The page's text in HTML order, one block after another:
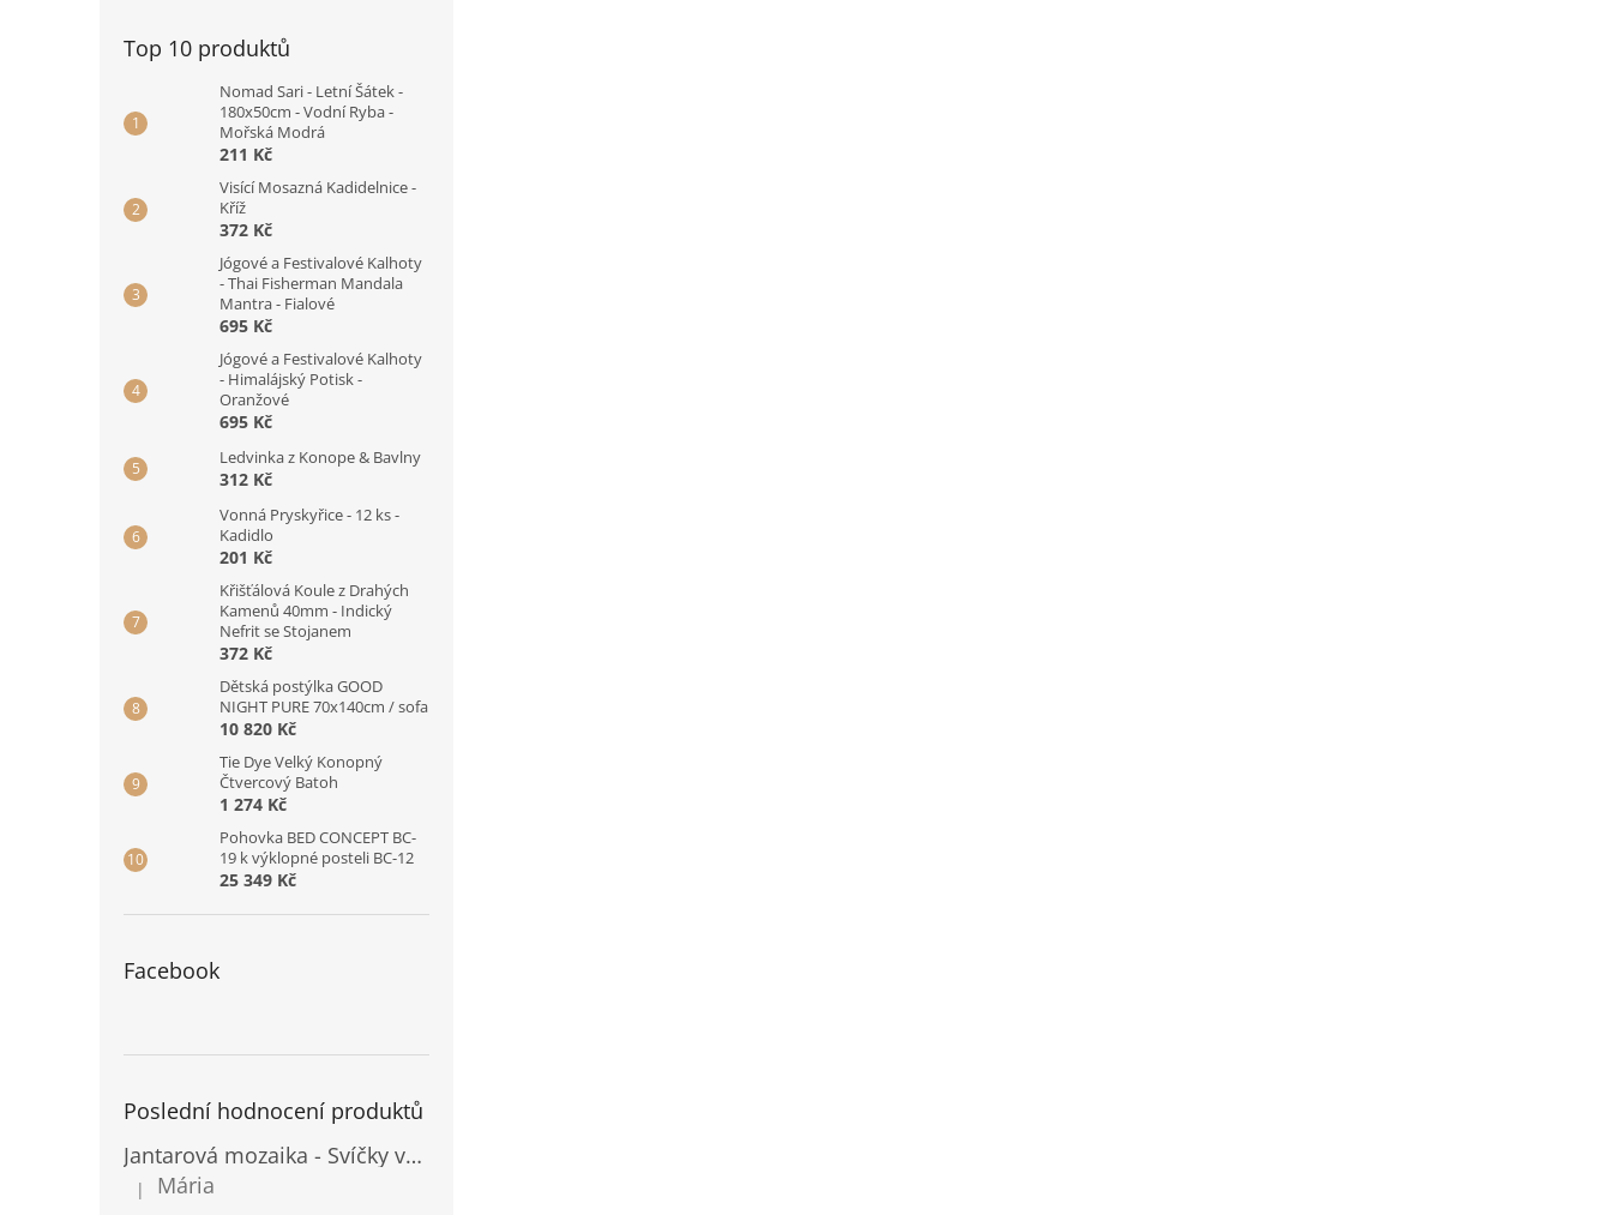
Top 10 produktů
Nomad Sari - Letní Šátek -
180x50cm - Vodní Ryba -
Mořská Modrá
211 Kč
Visící Mosazná Kadidelnice -
Kříž
372 Kč
Jógové a Festivalové Kalhoty
- Thai Fisherman Mandala
Mantra - Fialové
695 Kč
Jógové a Festivalové Kalhoty
- Himalájský Potisk -
Oranžové
695 Kč
Ledvinka z Konope & Bavlny
312 Kč
Vonná Pryskyřice - 12 ks -
Kadidlo
201 Kč
Křišťálová Koule z Drahých
Kamenů 40mm - Indický
Nefrit se Stojanem
372 Kč
Dětská postýlka GOOD
NIGHT PURE 70x140cm / sofa
10 820 Kč
Tie Dye Velký Konopný
Čtvercový Batoh
1 274 Kč
Pohovka BED CONCEPT BC-
19 k výklopné posteli BC-12
25 349 Kč
Facebook
Poslední hodnocení produktů
Jantarová mozaika - Svíčky ve skleněných dózách - Vysoké
Hodnocení produktu je 5 z 5 hvězdiček.
| Mária